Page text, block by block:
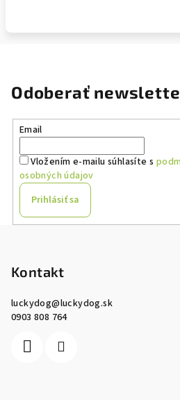
Odoberať
Email
Vložením e-mailu súhlasíte s
osobných údajov
Prihlásiť sa
Kontakt
luckydog@luckydog.sk
0903 808 764